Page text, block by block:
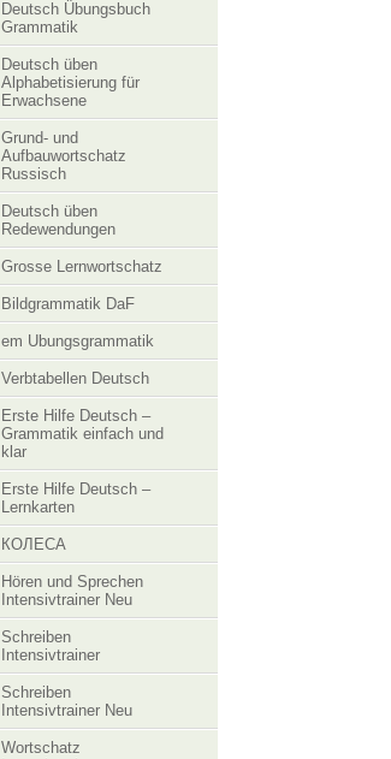
Deutsch Übungsbuch
Grammatik
Deutsch üben
Alphabetisierung für
Erwachsene
Grund- und
Aufbauwortschatz
Russisch
Deutsch üben
Redewendungen
Grosse Lernwortschatz
Bildgrammatik DaF
em Ubungsgrammatik
Verbtabellen Deutsch
Erste Hilfe Deutsch –
Grammatik einfach und
klar
Erste Hilfe Deutsch –
Lernkarten
КОЛЕСА
Hören und Sprechen
Intensivtrainer Neu
Schreiben
Intensivtrainer
Schreiben
Intensivtrainer Neu
Wortschatz